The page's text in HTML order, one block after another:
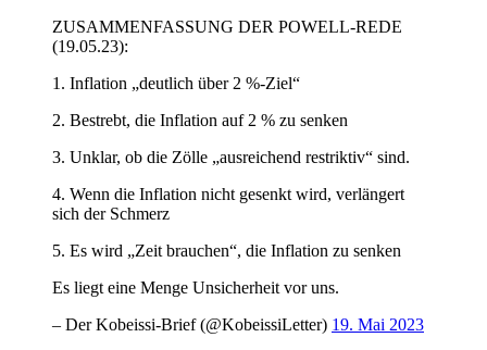
ZUSAMMENFASSUNG DER POWELL-REDE
(19.05.23):
1. Inflation „deutlich über 2 %-Ziel“
2. Bestrebt, die Inflation auf 2 % zu senken
3. Unklar, ob die Zölle „ausreichend restriktiv“ sind.
4. Wenn die Inflation nicht gesenkt wird, verlängert
sich der Schmerz
5. Es wird „Zeit brauchen“, die Inflation zu senken
Es liegt eine Menge Unsicherheit vor uns.
– Der Kobeissi-Brief (@KobeissiLetter) 19. Mai 2023